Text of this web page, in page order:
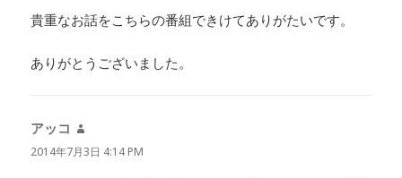
貴重なお話をこちらの番組できけてありがたいです。
ありがとうございました。
アッコ
り:
2014年7月3日 4:14 PM